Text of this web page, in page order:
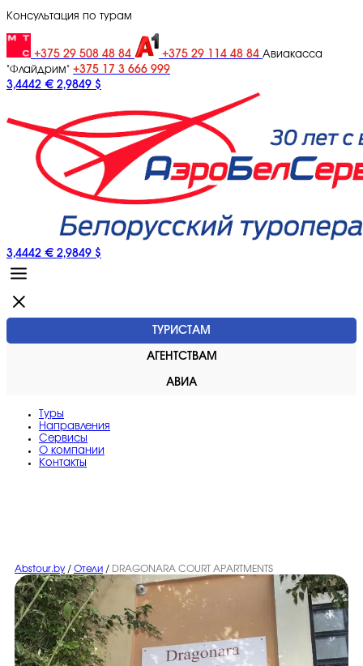
Консультация по турам
+375 29 508 48 84 +375 29 114 48 84 Авиакасса
"Флайдрим" +375 17 3 666 999
3,4442 € 2,9849 $
3,4442 € 2,9849 $
ТУРИСТАМ
АГЕНТСТВАМ
АВИА
Туры
Направления
Сервисы
O компании
Контакты
Abstour.by / Отели / DRAGONARA COURT APARTMENTS